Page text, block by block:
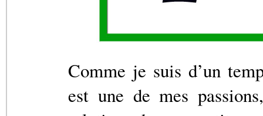
Comme je suis d’un
est une de mes